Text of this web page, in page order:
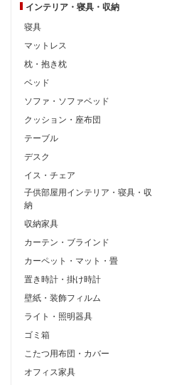
インテリア・ 寝具・収納
寝具
マットレス
枕・抱き枕
ベッド
ソファ・ソファベッド
クッション・座布団
テーブル
デスク
イス・チェア
子供部屋用インテリア・寝具・収
納
収納家具
カーテン・ブラインド
カーペット・マット・畳
置き時計・掛け時計
壁紙・装飾フィルム
ライト・照明器具
ゴミ箱
こたつ用布団・カバー
オフィス家具